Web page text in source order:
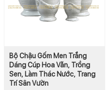
Bộ Chậu Gốm Men Trắng
Dáng Cúp Hoa Văn, Trồng
Sen, Làm Thác Nước, Trang
Trí Sân Vườn